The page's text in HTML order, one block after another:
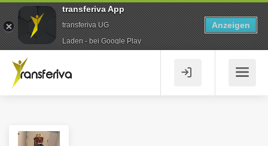
transferiva App
transferiva UG
Laden - bei Google Play
Anzeigen